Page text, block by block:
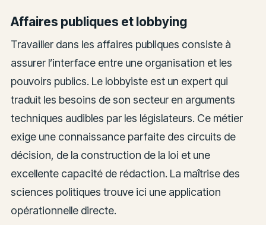
Affaires publiques et lobbying
Travailler dans les affaires publiques consiste à
assurer l’interface entre une organisation et les
pouvoirs publics. Le lobbyiste est un expert qui
traduit les besoins de son secteur en arguments
techniques audibles par les législateurs. Ce métier
exige une connaissance parfaite des circuits de
décision, de la construction de la loi et une
excellente capacité de rédaction. La maîtrise des
sciences politiques trouve ici une application
opérationnelle directe.